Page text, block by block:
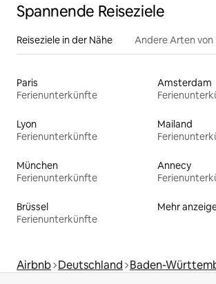
Spannende Reiseziele
Reiseziele in der Nähe Andere Arten
Paris
Ferienunterkünfte
Amsterdam
Lyon
Ferienunterkünfte
Mailand
München
Ferienunterkünfte
Annecy
Brüssel
Ferienunterkünfte
Mehr
Airbnb Deutschland Baden-